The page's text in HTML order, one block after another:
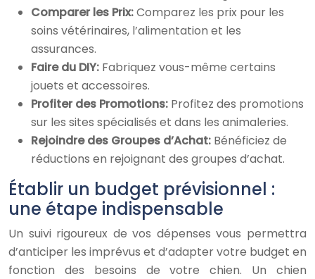
Comparer les Prix:Comparez les prix pour les
soins vétérinaires, l’alimentation et les
assurances.
Faire du DIY: Fabriquez vous-même certains
jouets et accessoires.
Profiter des Promotions: Profitez des promotions
sur les sites spécialisés et dans les animaleries.
Rejoindre des Groupes d’Achat: Bénéficiez de
réductions en rejoignant des groupes d’achat.
Établir un budget prévisionnel :
une étape indispensable
Un suivi rigoureux de vos dépenses vous permettra
d’anticiper les imprévus et d’adapter votre budget en
fonction des besoins de votre chien. Un chien